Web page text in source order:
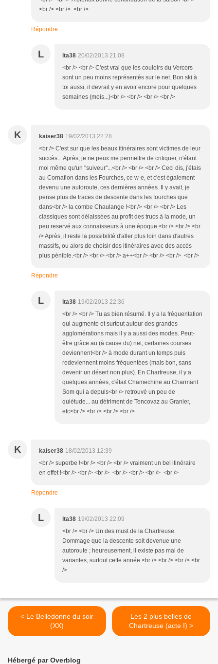
<br /> <br /> <br />
Répondre
L lta38 20/02/2013 21:08
<br /> <br /> C'est vrai que les couloirs du Vercors
sont un peu moins représentés sur le net. Bon ski à
toi aussi, il devrait y en avoir encore pour quelques
semaines (mois...)<br /> <br /> <br /> <br />
K kaiser38 19/02/2013 22:28
<br /> C'est sur que les beaux itinéraires sont victimes de leur
succès... Après, je ne peux me permettre de critiquer, n'étant
moi même qu'un "suiveur"...<br /> <br /> <br /> Ceci dis, j'étais
au Cornafion dans les Fourches, ce w-e, et c'est également
devenu une autoroute, ces dernières années. Il y avait, je
pense plus de traces de descente dans les fourches que
dans<br /> la combe Chaulange !<br /> <br /> <br /> Les
classiques sont délaissées au profit des trucs à la mode, un
peu reservé aux connaisseurs à une époque.<br /> <br /> <br
/> Après, il reste la possibilité d'aller plus loin dans d'autres
massifs, ou alors de choisir des itinéraires avec des accès
plus pénible.<br /> <br /> <br /> a++<br /> <br /> <br /> <br />
Répondre
L lta38 19/02/2013 22:36
<br /> <br /> Tu as bien résumé. Il y a la fréquentation
qui augmente et surtout autour des grandes
agglomérations mais il y a aussi des modes. Peut-
être grâce au (à cause du) net, certaines courses
deviennent<br /> à mode durant un temps puis
redeviennent moins fréquentées (mais bon, sans
devenir un désert non plus). En Chartreuse, il y a
quelques années, c'était Chamechine au Charmant
Som qui a depuis<br /> retrouvé un peu de
quiétude... au détriment de Tencovaz au Granier,
etc<br /> <br /> <br /> <br />
K kaiser38 18/02/2013 12:39
<br /> superbe !<br /> <br /> <br /> vraiment un bel itinéraire
en effet !<br /> <br /> <br /> <br /> <br /> <br /> <br />
Répondre
L lta38 19/02/2013 22:09
<br /> <br /> Un des must de la Chartreuse.
Dommage que la descente soit devenue une
autoroute ; heureusement, il existe pas mal de
variantes, surtout cette année.<br /> <br /> <br /> <br
/>
< Le Belledonne du soir
(XX)
Les 2 plus belles de
Chartreuse (acte I) >
Hébergé par Overblog